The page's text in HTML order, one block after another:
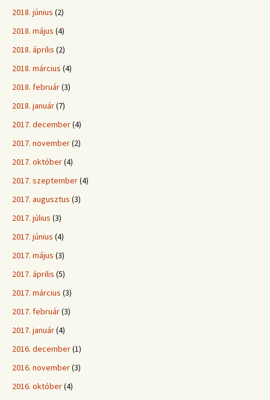
2018. június (2)
2018. május (4)
2018. április (2)
2018. március (4)
2018. február(3)
2018. január(7)
2017. december(4)
2017. november(2)
2017. október(4)
2017. szeptember(4)
2017. augusztus (3)
2017. július (3)
2017. június (4)
2017. május (3)
2017. április (5)
2017. március (3)
2017. február(3)
2017. január(4)
2016. december(1)
2016. november(3)
2016. október(4)